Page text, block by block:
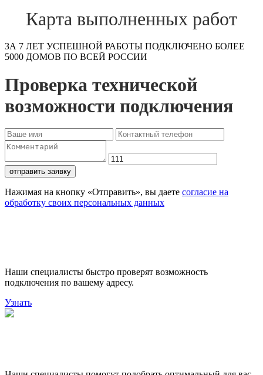
Карта выполненных работ
ЗА 7 ЛЕТ УСПЕШНОЙ РАБОТЫ ПОДКЛЮЧЕНО БОЛЕЕ
5000 ДОМОВ ПО ВСЕЙ РОССИИ
Проверка технической
возможности подключения
отправить заявку
Нажимая на кнопку «Отправить», вы даете согласие на
обработку своих персональных данных
Наши специалисты быстро проверят возможность
подключения по вашему адресу.
Узнать